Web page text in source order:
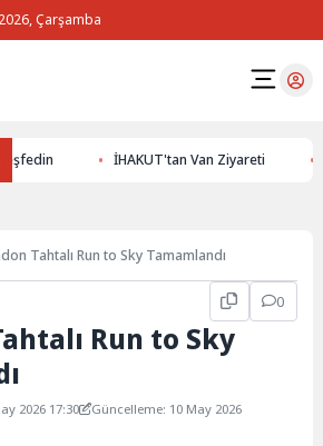
Çarşamba
İHAKUT'tan Van Ziyareti
Tahtalı Run to Sky Tamamlandı
0
Run to Sky
2026 17:30
Güncelleme: 10 May 2026